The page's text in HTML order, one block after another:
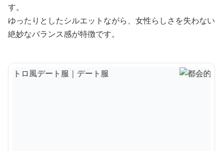
す。
ゆったりとしたシルエットながら、女性らしさを失わない
絶妙なバランス感が特徴です。